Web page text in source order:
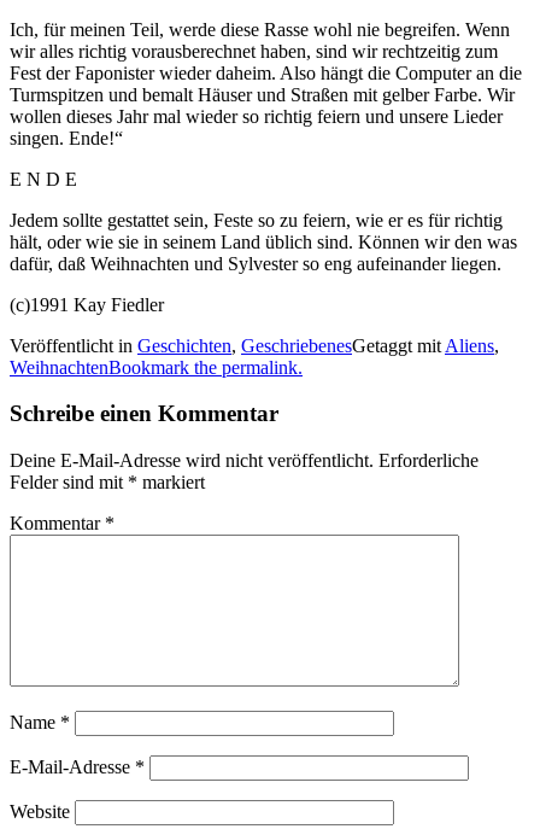
Ich, für meinen Teil, werde diese Rasse wohl nie begreifen. Wenn
wir alles richtig vorausberechnet haben, sind wir rechtzeitig zum
Fest der Faponister wieder daheim. Also hängt die Computer an die
Turmspitzen und bemalt Häuser und Straßen mit gelber Farbe. Wir
wollen dieses Jahr mal wieder so richtig feiern und unsere Lieder
singen. Ende!“
E N D E
Jedem sollte gestattet sein, Feste so zu feiern, wie er es für richtig
hält, oder wie sie in seinem Land üblich sind. Können wir den was
dafür, daß Weihnachten und Sylvester so eng aufeinander liegen.
(c)1991 Kay Fiedler
Veröffentlicht in Geschichten, GeschriebenesGetaggt mit Aliens,
WeihnachtenBookmark the permalink.
Schreibe einen Kommentar
Deine E-Mail-Adresse wird nicht veröffentlicht. Erforderliche
Felder sind mit * markiert
Kommentar *
Name *
E-Mail-Adresse *
Website